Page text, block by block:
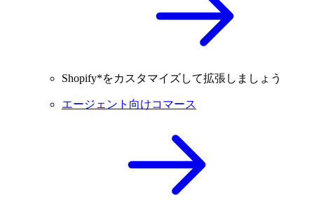
Shopify*をカスタマイズして拡張しましょう
エージェント向けコマース